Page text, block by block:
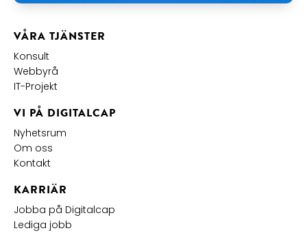
VÅRA TJÄNSTER
Konsult
Webbyrå
IT-Projekt
VI PÅ DIGITALCAP
Nyhetsrum
Om oss
Kontakt
KARRIÄR
Jobba på Digitalcap
Lediga jobb